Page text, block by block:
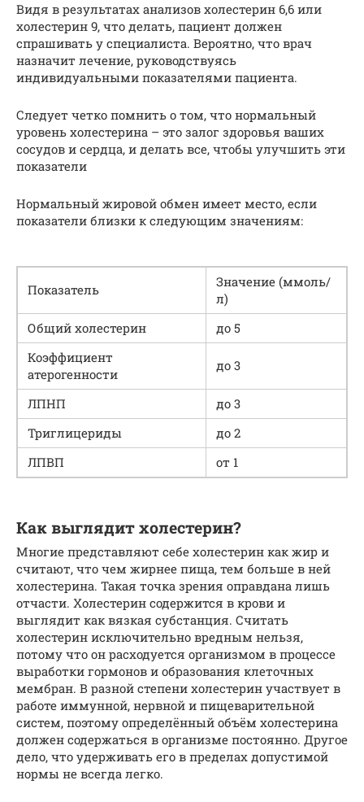
Видя в результатах анализов холестерин 6,6 или
холестерин 9, что делать, пациент должен
спрашивать у специалиста. Вероятно, что врач
назначит лечение, руководствуясь
индивидуальными показателями пациента.
Следует четко помнить о том, что нормальный
уровень холестерина – это залог здоровья ваших
сосудов и сердца, и делать все, чтобы улучшить эти
показатели
Нормальный жировой обмен имеет место, если
показатели близки к следующим значениям:
Показатель
Значение (ммоль/
л)
Общий холестерин
до 5
Коэффициент
атерогенности
до 3
ЛПНП
до 3
Триглицериды
до 2
ЛПВП
от 1
Как выглядит холестерин?
Многие представляют себе холестерин как жир и
считают, что чем жирнее пища, тем больше в ней
холестерина. Такая точка зрения оправдана лишь
отчасти. Холестерин содержится в крови и
выглядит как вязкая субстанция. Считать
холестерин исключительно вредным нельзя,
потому что он расходуется организмом в процессе
выработки гормонов и образования клеточных
мембран. В разной степени холестерин участвует в
работе иммунной, нервной и пищеварительной
систем, поэтому определённый объём холестерина
должен содержаться в организме постоянно. Другое
дело, что удерживать его в пределах допустимой
нормы не всегда легко.